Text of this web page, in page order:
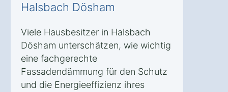
Halsbach Dösham
Viele Hausbesitzer in Halsbach
Dösham unterschätzen, wie wichtig
eine fachgerechte
Fassadendämmung für den Schutz
und die Energieeffizienz ihres